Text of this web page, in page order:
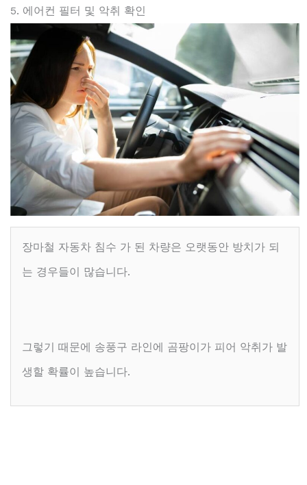
5. 에어컨 필터 및 악취 확인
장마철 자동차 침수 가 된 차량은 오랫동안 방치가 되
는 경우들이 많습니다.
그렇기 때문에 송풍구 라인에 곰팡이가 피어 악취가 발
생할 확률이 높습니다.